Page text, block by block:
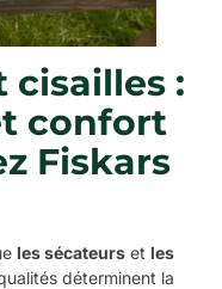
cisailles :
confort
Fiskars
les sécateurs et les
déterminent la